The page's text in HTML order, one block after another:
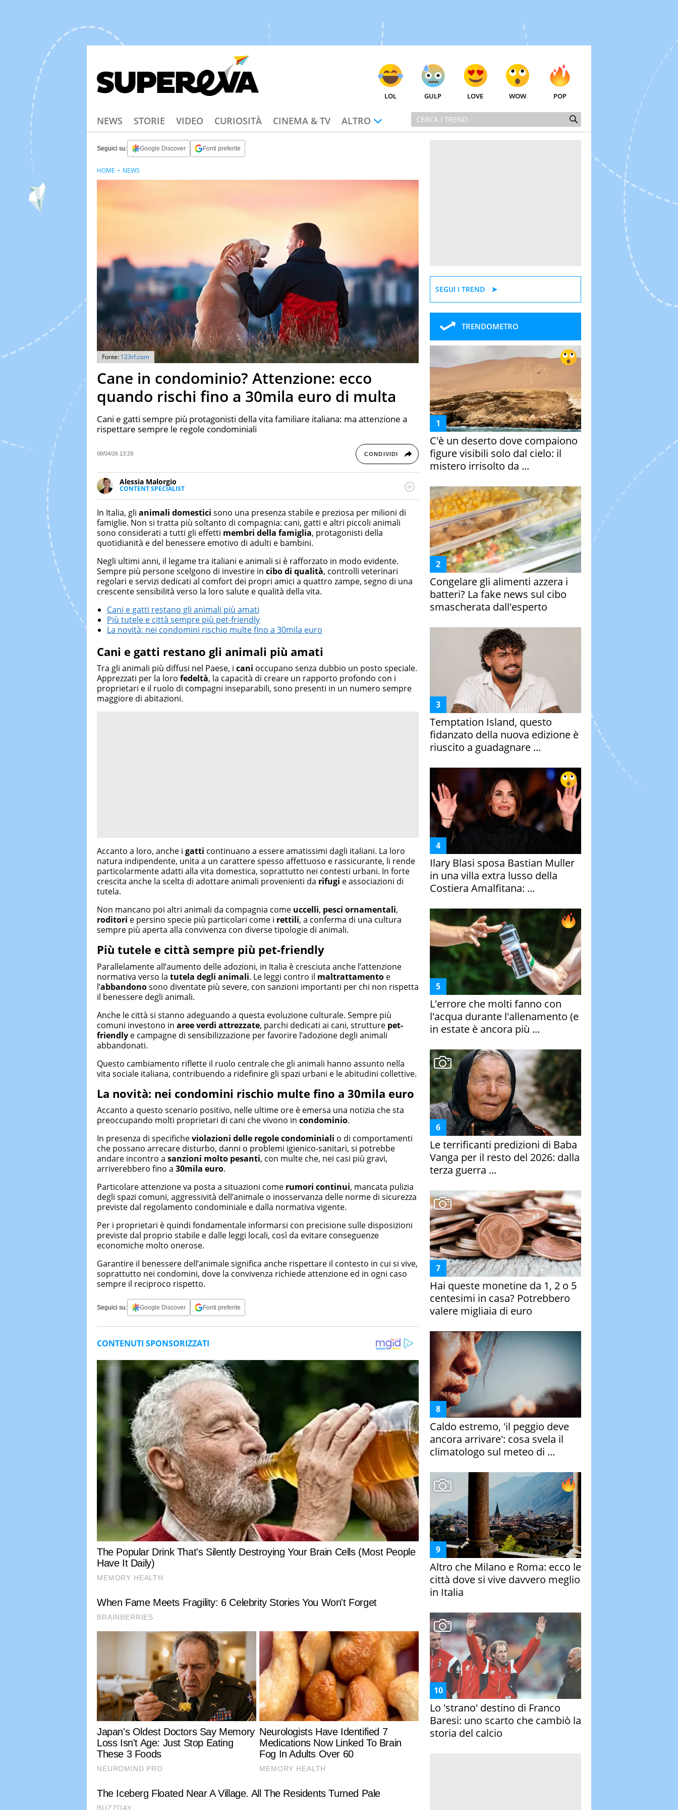
LOL GULP LOVE WOW POP
NEWS STORIE VIDEO CURIOSITÀ CINEMA & TV ALTRO
Seguici su: Google Discover Fonti preferite
Fonte: 123rf.com
Cane in condominio? Attenzione: ecco
quando rischi fino a 30mila euro di multa
Cani e gatti sempre più protagonisti della vita familiare italiana: ma attenzione a
rispettare sempre le regole condominiali
08/04/26 13:29 CONDIVIDI
Alessia Malorgio
CONTENT SPECIALIST
Ha conseguito un Master in Marketing Management e Google Digital Training su
di strategie marketing attraverso canali digitali.
HOME NEWS
In Italia, gli animali domestici sono una presenza stabile e preziosa per milioni di
famiglie. Non si tratta più soltanto di compagnia: cani, gatti e altri piccoli animali
sono considerati a tutti gli effetti membri della famiglia, protagonisti della
quotidianità e del benessere emotivo di adulti e bambini.
Negli ultimi anni, il legame tra italiani e animali si è rafforzato in modo evidente.
Sempre più persone scelgono di investire in cibo di qualità, controlli veterinari
regolari e servizi dedicati al comfort dei propri amici a quattro zampe, segno di una
crescente sensibilità verso la loro salute e qualità della vita.
Cani e gatti restano gli animali più amati
Più tutele e città sempre più pet-friendly
La novità: nei condomini rischio multe fino a 30mila euro
Cani e gatti restano gli animali più amati
Tra gli animali più diffusi nel Paese, i cani occupano senza dubbio un posto speciale.
Apprezzati per la loro fedeltà, la capacità di creare un rapporto profondo con i
proprietari e il ruolo di compagni inseparabili, sono presenti in un numero sempre
maggiore di abitazioni.
Accanto a loro, anche i gatti continuano a essere amatissimi dagli italiani. La loro
natura indipendente, unita a un carattere spesso affettuoso e rassicurante, li rende
particolarmente adatti alla vita domestica, soprattutto nei contesti urbani. In forte
crescita anche la scelta di adottare animali provenienti da rifugi e associazioni di
tutela.
Non mancano poi altri animali da compagnia come uccelli, pesci ornamentali,
roditori e persino specie più particolari come i rettili, a conferma di una cultura
sempre più aperta alla convivenza con diverse tipologie di animali.
Più tutele e città sempre più pet-friendly
Parallelamente all’aumento delle adozioni, in Italia è cresciuta anche l’attenzione
normativa verso la tutela degli animali. Le leggi contro il maltrattamento e
l’abbandonosono diventate più severe, con sanzioni importanti per chi non rispetta
il benessere degli animali.
Anche le città si stanno adeguando a questa evoluzione culturale. Sempre più
comuni investono in aree verdi attrezzate, parchi dedicati ai cani, strutture pet-
friendly e campagne di sensibilizzazione per favorire l’adozione degli animali
abbandonati.
Questo cambiamento riflette il ruolo centrale che gli animali hanno assunto nella
vita sociale italiana, contribuendo a ridefinire gli spazi urbani e le abitudini collettive.
La novità: nei condomini rischio multe fino a 30mila euro
Accanto a questo scenario positivo, nelle ultime ore è emersa una notizia che sta
preoccupando molti proprietari di cani che vivono in condominio.
In presenza di specificheviolazioni delle regole condominiali o di comportamenti
che possano arrecare disturbo, danni o problemi igienico-sanitari, si potrebbe
andare incontro a sanzioni molto pesanti, con multe che, nei casi più gravi,
arriverebbero fino a 30mila euro.
Particolare attenzione va posta a situazioni come rumori continui, mancata pulizia
degli spazi comuni, aggressività dell’animale o inosservanza delle norme di sicurezza
previste dal regolamento condominiale e dalla normativa vigente.
Per i proprietari è quindi fondamentale informarsi con precisione sulle disposizioni
previste dal proprio stabile e dalle leggi locali, così da evitare conseguenze
economiche molto onerose.
Garantire il benessere dell’animale significa anche rispettare il contesto in cui si vive,
soprattutto nei condomini, dove la convivenza richiede attenzione ed in ogni caso
sempre il reciproco rispetto.
Seguici su: Google Discover Fonti preferite
SEGUI I TREND
TRENDOMETRO
C'è un deserto dove compaiono
figure visibili solo dal cielo: il
mistero irrisolto da ...
Congelare gli alimenti azzera i
batteri? La fake news sul cibo
smascherata dall'esperto
Temptation Island, questo
fidanzato della nuova edizione è
riuscito a guadagnare ...
Ilary Blasi sposa Bastian Muller
in una villa extra lusso della
Costiera Amalfitana: ...
L'errore che molti fanno con
l'acqua durante l'allenamento (e
in estate è ancora più ...
Le terrificanti predizioni di Baba
Vanga per il resto del 2026: dalla
terza guerra ...
Hai queste monetine da 1, 2 o 5
centesimi in casa? Potrebbero
valere migliaia di euro
Caldo estremo, 'il peggio deve
ancora arrivare': cosa svela il
climatologo sul meteo di ...
Altro che Milano e Roma: ecco le
città dove si vive davvero meglio
in Italia
Lo 'strano' destino di Franco
Baresi: uno scarto che cambiò la
storia del calcio